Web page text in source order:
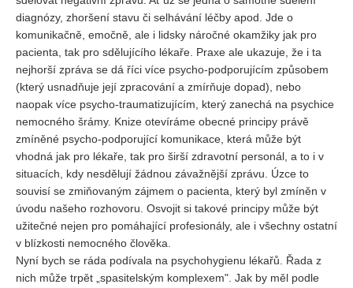
diagnózy, zhoršení stavu či selhávání léčby apod. Jde o
komunikačně, emočně, ale i lidsky náročné okamžiky jak pro
pacienta, tak pro sdělujícího lékaře. Praxe ale ukazuje, že i ta
nejhorší zpráva se dá říci více psycho-podporujícím způsobem
(který usnadňuje její zpracování a zmírňuje dopad), nebo
naopak více psycho-traumatizujícím, který zanechá na psychice
nemocného šrámy. Knize otevíráme obecné principy právě
zmíněné psycho-podporující komunikace, která může být
vhodná jak pro lékaře, tak pro širší zdravotní personál, a to i v
situacích, kdy nesdělují žádnou závažnější zprávu. Úzce to
souvisí se zmiňovaným zájmem o pacienta, který byl zmíněn v
úvodu našeho rozhovoru. Osvojit si takové principy může být
užitečné nejen pro pomáhající profesionály, ale i všechny ostatní
v blízkosti nemocného člověka.
Nyní bych se ráda podívala na psychohygienu lékařů. Řada z
nich může trpět „spasitelským komplexem". Jak by měl podle